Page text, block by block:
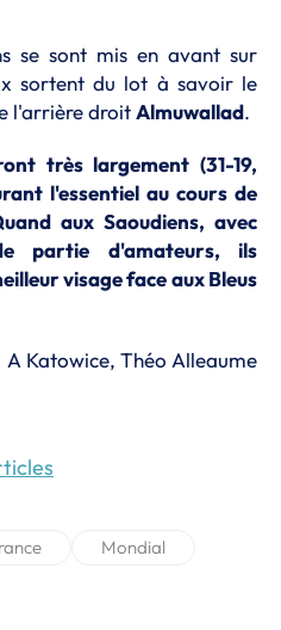
se sont mis en avant sur
sortent du lot à savoir le
l'arrière droitAlmuwallad.
très largement (31-19,
l'essentiel au cours de
aux Saoudiens, avec
partie d'amateurs, ils
visage face aux Bleus
A Katowice, Théo Alleaume
Mondial